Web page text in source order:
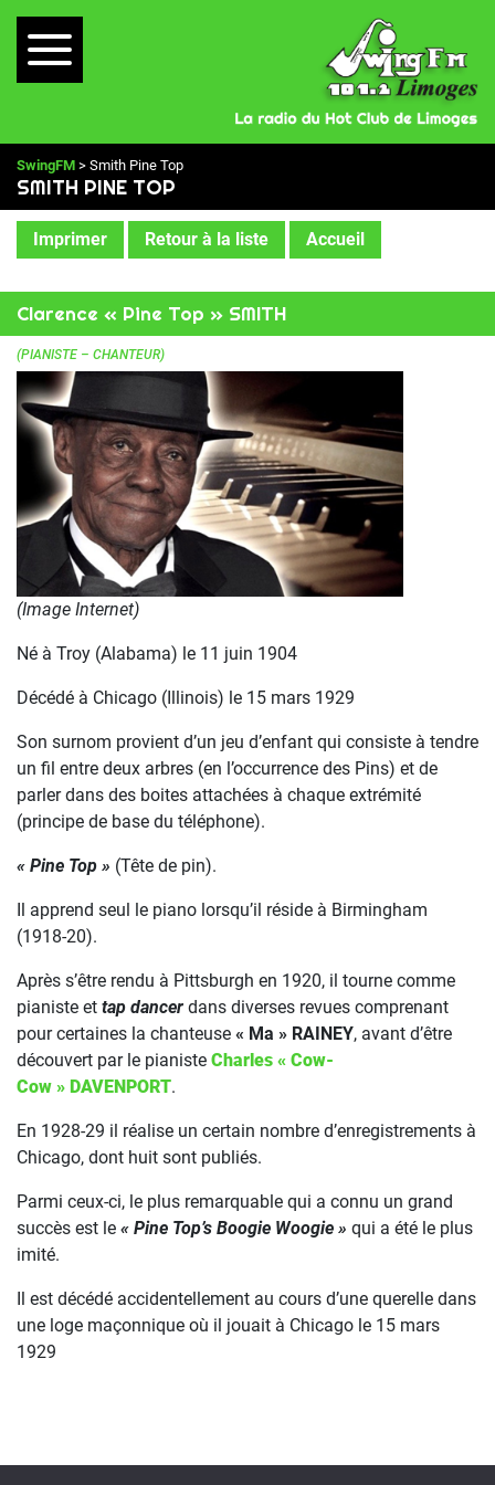
SwingFM > Smith Pine Top
SMITH PINE TOP
Imprimer Retour à la liste Accueil
Clarence « Pine Top » SMITH
(PIANISTE – CHANTEUR)
(Image Internet)
Né à Troy (Alabama) le 11 juin 1904
Décédé à Chicago (Illinois) le 15 mars 1929
Son surnom provient d’un jeu d’enfant qui consiste à tendre
un fil entre deux arbres (en l’occurrence des Pins) et de
parler dans des boites attachées à chaque extrémité
(principe de base du téléphone).
« Pine Top » (Tête de pin).
Il apprend seul le piano lorsqu’il réside à Birmingham
(1918-20).
Après s’être rendu à Pittsburgh en 1920, il tourne comme
pianiste et tap dancer dans diverses revues comprenant
pour certaines la chanteuse « Ma » RAINEY, avant d’être
découvert par le pianiste Charles « Cow-
Cow » DAVENPORT.
En 1928-29 il réalise un certain nombre d’enregistrements à
Chicago, dont huit sont publiés.
Parmi ceux-ci, le plus remarquable qui a connu un grand
succès est le « Pine Top’s Boogie Woogie » qui a été le plus
imité.
Il est décédé accidentellement au cours d’une querelle dans
une loge maçonnique où il jouait à Chicago le 15 mars
1929